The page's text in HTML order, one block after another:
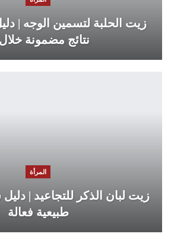
نتائج مضمونة
المرأة
زيت لبان الذكر للتجاعيد |
طبيعية فعالة